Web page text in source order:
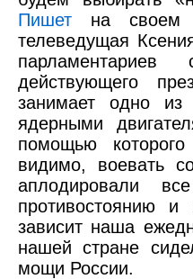
Пишет на своем
телеведущая
действующего
занимает одно из
ядерными
помощью
видимо, воевать
аплодировали
противостоянию
зависит наша
нашей стране
мощи России.